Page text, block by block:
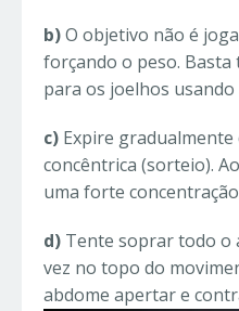
b)O objetivo não é
forçando o peso.
para os joelhos
c) Expire
concêntrica (sorteio).
uma forte
d) Tente soprar todo o
vez no topo do
abdome apertar e